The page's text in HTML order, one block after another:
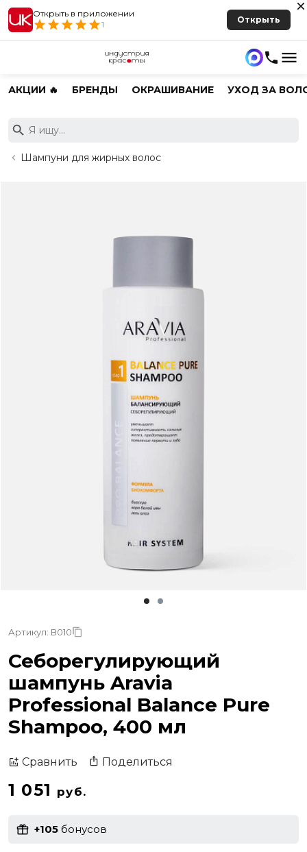
Открыть в приложении
1
Открыть
АКЦИИ 🔥 БРЕНДЫ ОКРАШИВАНИЕ УХОД ЗА
Шампуни для жирных волос
Артикул: В010
Себорегулирующий
шампунь Aravia
Professional Balance Pure
Shampoo, 400 мл
Сравнить Поделиться
1 051 руб.
+105 бонусов